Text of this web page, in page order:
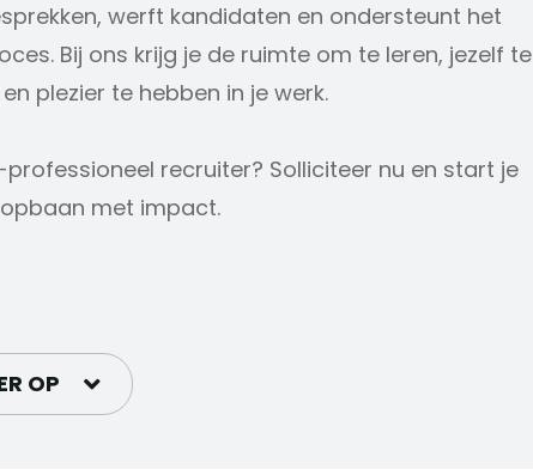
werft kandidaten en ondersteunt het
Bij ons krijg je de ruimte om te leren, jezelf te
plezier te hebben in je werk.
professioneel recruiter? Solliciteer nu en start je
met impact.
OP